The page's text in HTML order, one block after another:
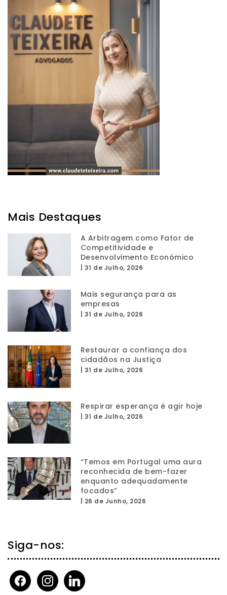
Mais Destaques
A Arbitragem como Fator de
Competitividade e
Desenvolvimento Económico
31 de Julho, 2026
Mais segurança para as
empresas
31 de Julho, 2026
Restaurar a confiança dos
cidadãos na Justiça
31 de Julho, 2026
Respirar esperança é agir hoje
31 de Julho, 2026
“Temos em Portugal uma aura
reconhecida de bem-fazer
enquanto adequadamente
focados”
26 de Junho, 2026
Siga-nos:
facebookinstagramlinkedin